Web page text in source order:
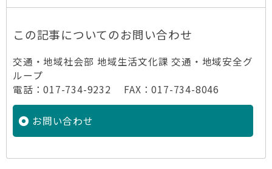
この記事についてのお問い合わせ
交通・地域社会部 地域生活文化課 交通・地域安全グ
ループ
電話：017-734-9232 FAX：017-734-8046
お問い合わせ